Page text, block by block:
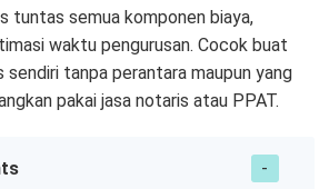
tuntas semua komponen biaya,
waktu pengurusan. Cocok buat
sendiri tanpa perantara maupun yang
pakai jasa notaris atau PPAT.